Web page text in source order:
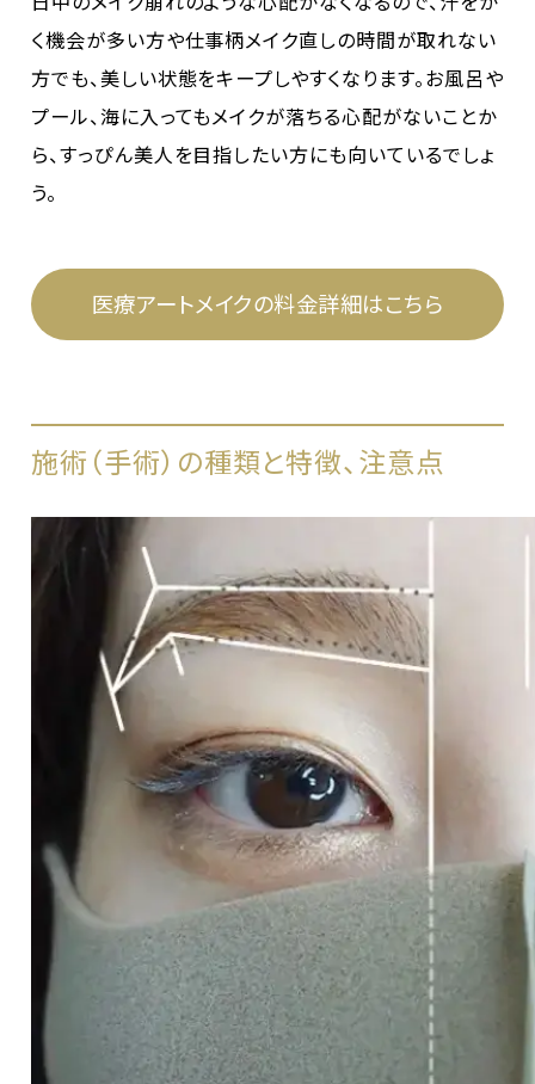
く機会が多い方や仕事柄メイク直しの時間が取れない
方でも、美しい状態をキープしやすくなります。お風呂や
プール、海に入ってもメイクが落ちる心配がないことか
ら、すっぴん美人を目指したい方にも向いているでしょ
う。
医療アートメイクの料金詳細はこちら
施術（手術）の種類と特徴、注意点